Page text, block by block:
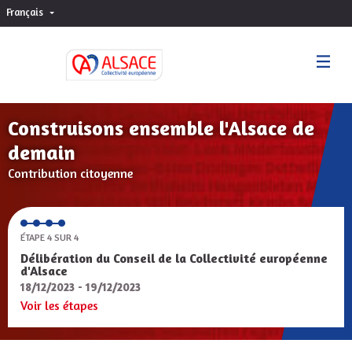
Français Choisir la langue
Construisons ensemble l'Alsace de
demain
Contribution citoyenne
ÉTAPE 4 SUR 4
Délibération du Conseil de la Collectivité européenne
d'Alsace
18/12/2023 - 19/12/2023
Voir les étapes